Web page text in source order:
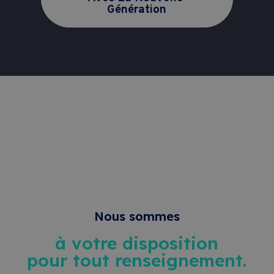
Génération
Nous sommes
à votre disposition
pour tout renseignement.